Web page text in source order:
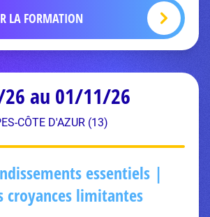
LA FORMATION
au 01/11/26
CÔTE D'AZUR (13)
essentiels |
croyances limitantes